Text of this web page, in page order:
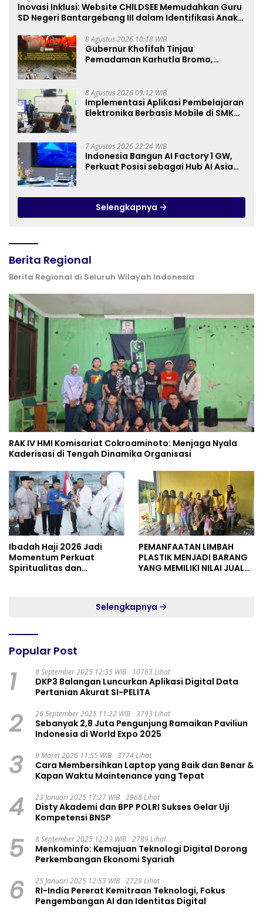
Inovasi Inklusi: Website CHILDSEE Memudahkan Guru
SD Negeri Bantargebang III dalam Identifikasi Anak
8 Agustus 2026 10:18 WIB
Gubernur Khofifah Tinjau
Pemadaman Karhutla Bromo,
8 Agustus 2026 09:12 WIB
Implementasi Aplikasi Pembelajaran
Elektronika Berbasis Mobile di SMK
Pembelajaran
7 Agustus 2026 22:24 WIB
Indonesia Bangun AI Factory 1 GW,
Perkuat Posisi sebagai Hub AI Asia
Selengkapnya
Berita Regional
Berita Regional di Seluruh Wilayah Indonesia
RAK IV HMI Komisariat Cokroaminoto: Menjaga Nyala
Kaderisasi di Tengah Dinamika Organisasi
Ibadah Haji 2026 Jadi
Momentum Perkuat
Spiritualitas dan
PEMANFAATAN LIMBAH
PLASTIK MENJADI BARANG
YANG MEMILIKI NILAI JUAL
Selengkapnya
Popular Post
1 8 September 2025 12:35 WIB 10763 Lihat
DKP3 Balangan Luncurkan Aplikasi Digital Data
Pertanian Akurat SI-PELITA
2 26 September 2025 11:22 WIB 3793 Lihat
Sebanyak 2,8 Juta Pengunjung Ramaikan Paviliun
Indonesia di World Expo 2025
3 9 Maret 2026 11:55 WIB 3774 Lihat
Cara Membersihkan Laptop yang Baik dan Benar &
Kapan Waktu Maintenance yang Tepat
4 23 Januari 2025 17:27 WIB 2968 Lihat
Disty Akademi dan BPP POLRI Sukses Gelar Uji
Kompetensi BNSP
5 8 September 2025 12:23 WIB 2789 Lihat
Menkominfo: Kemajuan Teknologi Digital Dorong
Perkembangan Ekonomi Syariah
6 25 Januari 2025 12:53 WIB 2729 Lihat
RI-India Pererat Kemitraan Teknologi, Fokus
Pengembangan AI dan Identitas Digital